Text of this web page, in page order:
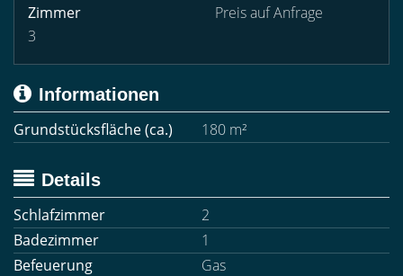
Zimmer
3
Preis auf Anfrage
Informationen
Grundstücksfläche (ca.)
180 m²
Details
Schlafzimmer
2
Badezimmer
1
Befeuerung
Gas